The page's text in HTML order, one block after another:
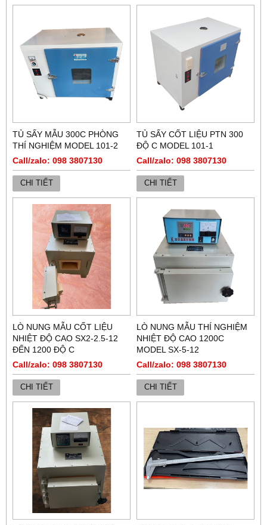
TỦ SẤY MẪU 300C PHÒNG
THÍ NGHIỆM MODEL 101-2
Call/zalo: 098 3807130
CHI TIẾT
TỦ SẤY CỐT LIỆU PTN 300
ĐỘ C MODEL 101-1
Call/zalo: 098 3807130
CHI TIẾT
LÒ NUNG MẪU CỐT LIỆU
NHIỆT ĐỘ CAO SX2-2.5-12
ĐẾN 1200 ĐỘ C
Call/zalo: 098 3807130
CHI TIẾT
LÒ NUNG MẪU THÍ NGHIỆM
NHIỆT ĐỘ CAO 1200C
MODEL SX-5-12
Call/zalo: 098 3807130
CHI TIẾT